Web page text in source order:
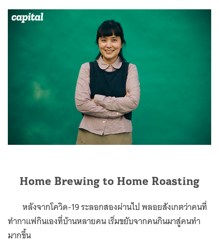
Home Brewing to Home Roasting
หลังจากโควิด-19 ระลอกสองผ่านไป พลอยสังเกตว่าคนที่
ทำกาแฟกินเองที่บ้านหลายคน เริ่มขยับจากคนกินมาสู่คนทำ
มากขึ้น